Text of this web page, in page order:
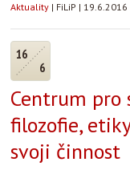
Aktuality | FiLiP | 19.6.2016
16
6
Centrum
filozofie,
svoji činnost